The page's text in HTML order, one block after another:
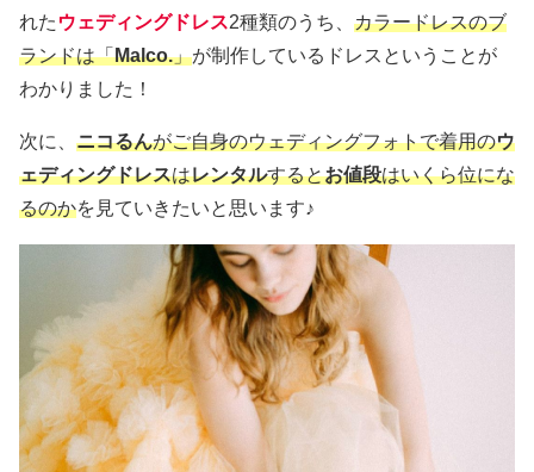
れた ウェディングドレス2種類のうち、 カラードレスのブ
ランドは「Malco.」が制作しているドレスということが
わかりました！
次に、 ニコるんがご自身のウェディングフォトで着用のウ
ェディングドレスはレンタルするとお値段はいくら位にな
るのかを見ていきたいと思います♪